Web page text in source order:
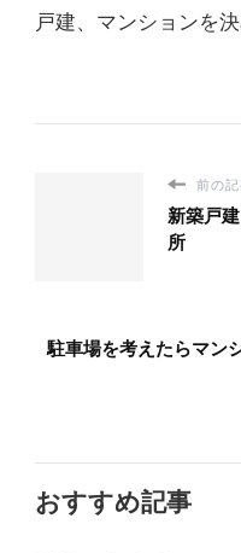
戸建、マンションを
前の
新築戸
所
駐車場を考えたらマン
おすすめ記事